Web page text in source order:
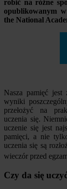
robić na różne
opublikowanym
the National
Nasza pamięć
wyniki
przełożyć na
uczenia się.
uczenie się jest
pamięci, a nie
uczenia się są
wieczór przed
Czy da się